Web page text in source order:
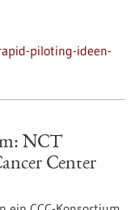
piloting-ideen-
NCT
Center